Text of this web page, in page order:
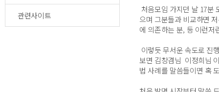
관련사이트
처음모임 가지던 날 17분
으며 그분들과 비교하면
에 의존하는 분, 등 이런저
이렇듯 무서운 속도로 진
보면 김창겸님 이정희님
법 사례를 말씀들이면 혹